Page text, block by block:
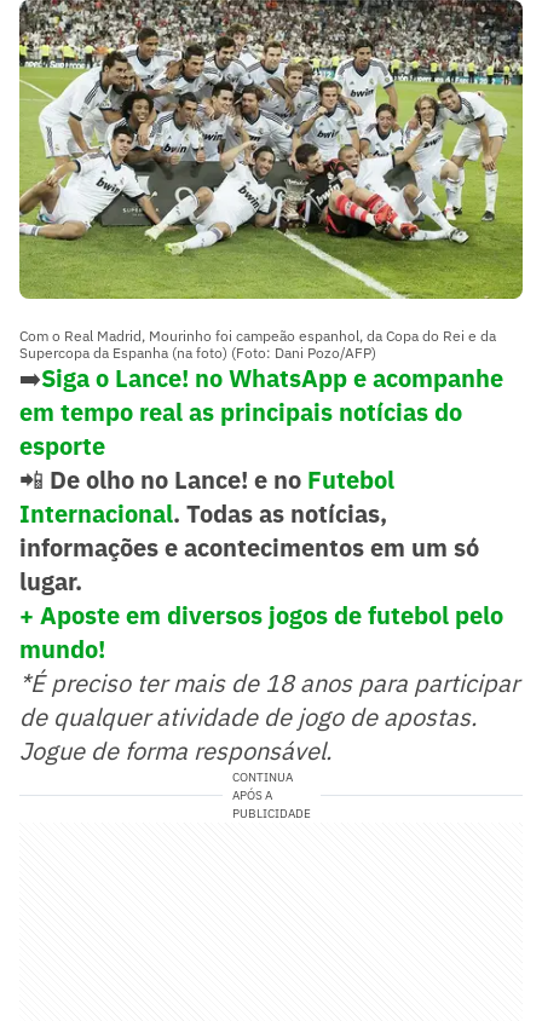
Com o Real Madrid, Mourinho foi campeão espanhol, da Copa do Rei e da
Supercopa da Espanha (na foto) (Foto: Dani Pozo/AFP)
➡️Siga o Lance! no WhatsApp e acompanhe
em tempo real as principais notícias do
esporte
📲 De olho no Lance! e no Futebol
Internacional. Todas as notícias,
informações e acontecimentos em um só
lugar.
+ Aposte em diversos jogos de futebol pelo
mundo!
*É preciso ter mais de 18 anos para participar
de qualquer atividade de jogo de apostas.
Jogue de forma responsável.
CONTINUA
APÓS A
PUBLICIDADE